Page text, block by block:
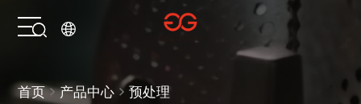
首页 产品中心 预处理